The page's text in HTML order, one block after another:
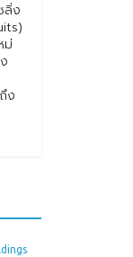
ลิ่ง
ม่
ง